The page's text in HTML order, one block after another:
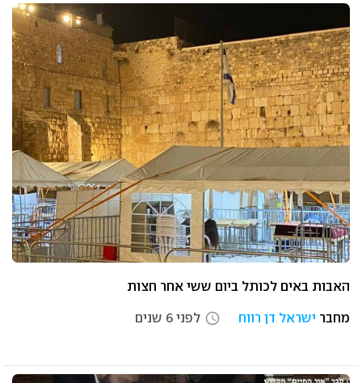
האבות באים לכותל ביום ששי אחר חצות
מחבר ישראל דן רווח access_time לפני 6 שנים